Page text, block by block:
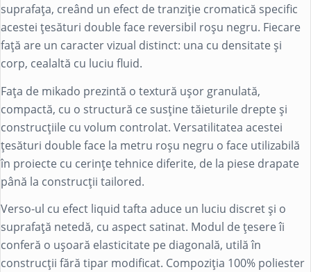
suprafața, creând un efect de tranziție cromatică specific
acestei țesături double face reversibil roșu negru. Fiecare
față are un caracter vizual distinct: una cu densitate și
corp, cealaltă cu luciu fluid.
Fața de mikado prezintă o textură ușor granulată,
compactă, cu o structură ce susține tăieturile drepte și
construcțiile cu volum controlat. Versatilitatea acestei
țesături double face la metru roșu negru o face utilizabilă
în proiecte cu cerințe tehnice diferite, de la piese drapate
până la construcții tailored.
Verso-ul cu efect liquid tafta aduce un luciu discret și o
suprafață netedă, cu aspect satinat. Modul de țesere îi
conferă o ușoară elasticitate pe diagonală, utilă în
construcții fără tipar modificat. Compoziția 100% poliester